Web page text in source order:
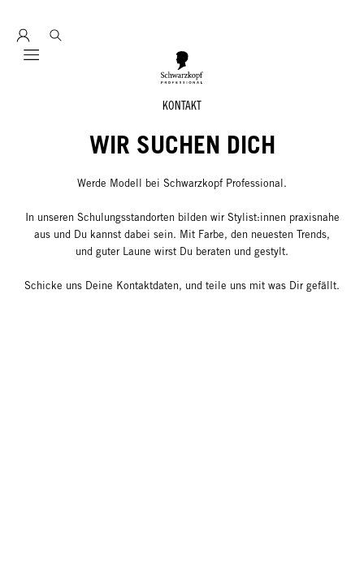
Mobile navigation
KONTAKT
WIR SUCHEN DICH
Werde Modell bei Schwarzkopf Professional.
In unseren Schulungsstandorten bilden wir Stylist:innen praxisnahe
aus und Du kannst dabei sein. Mit Farbe, den neuesten Trends,
und guter Laune wirst Du beraten und gestylt.
Schicke uns Deine Kontaktdaten, und teile uns mit was Dir gefällt.